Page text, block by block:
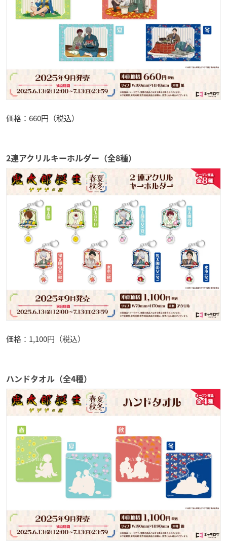
価格：660円（税込）
2連アクリルキーホルダー（全8種）
価格：1,100円（税込）
ハンドタオル（全4種）